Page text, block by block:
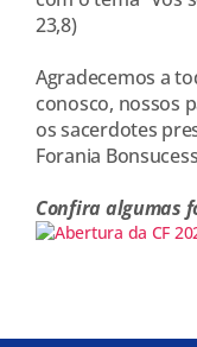
23,8)
Agradecemos a
conosco, nossos
os sacerdotes
Forania
Confira algumas